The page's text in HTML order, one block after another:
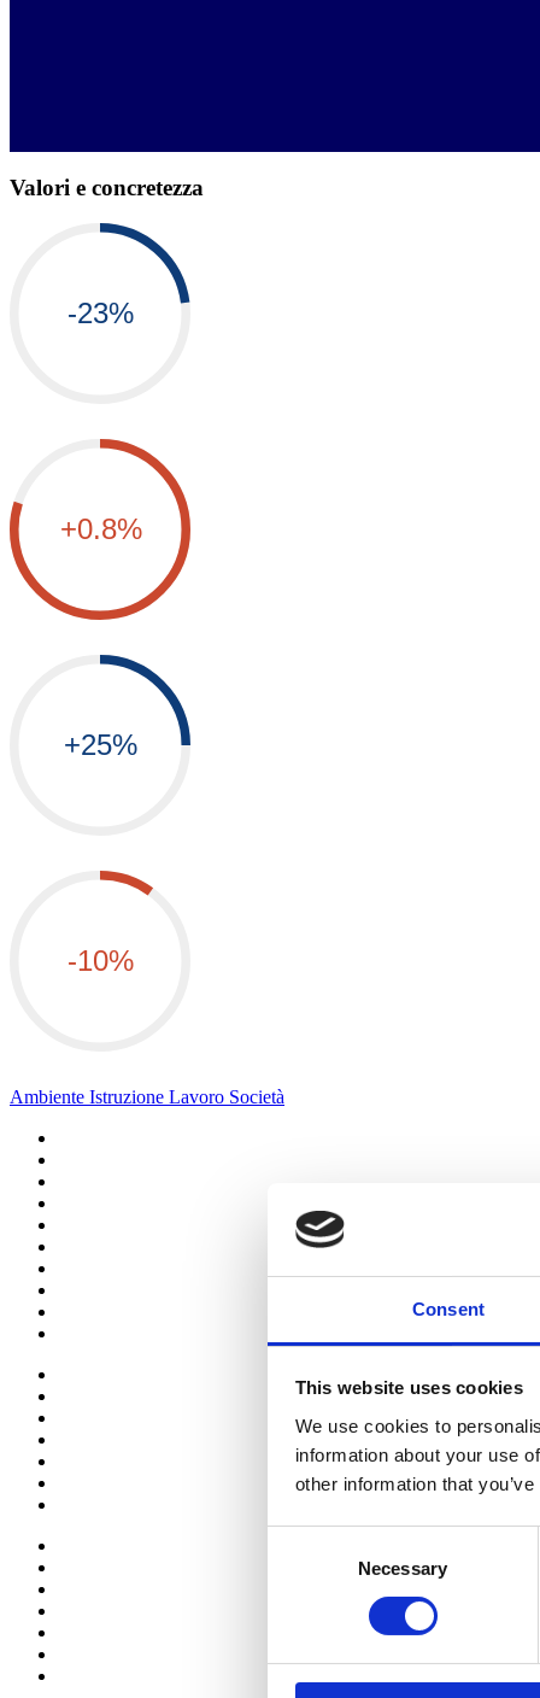
Consent
This website uses cookies
We use cookies to
information about your use
other information that
Necessary
Valori e concretezza
Ambiente Istruzione Lavoro Società